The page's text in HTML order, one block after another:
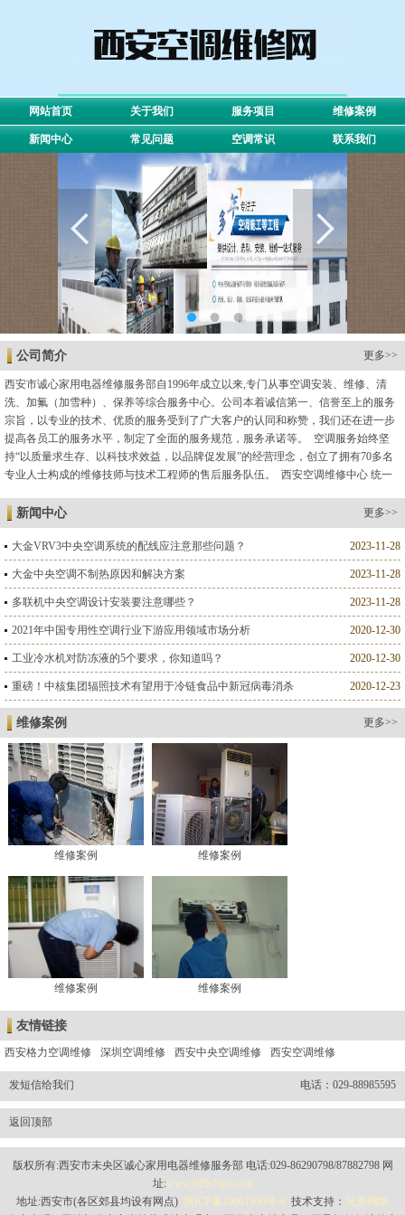
网站首页 关于我们 服务项目 维修案例
新闻中心 常见问题 空调常识 联系我们
公司简介 更多>>
西安市诚心家用电器维修服务部自1996年成立以来,专门从事空调安装、维修、清
洗、加氟（加雪种）、保养等综合服务中心。公司本着诚信第一、信誉至上的服务
宗旨，以专业的技术、优质的服务受到了广大客户的认同和称赞，我们还在进一步
提高各员工的服务水平，制定了全面的服务规范，服务承诺等。 空调服务始终坚
持“以质量求生存、以科技求效益，以品牌促发展”的经营理念，创立了拥有70多名
专业人士构成的维修技师与技术工程师的售后服务队伍。 西安空调维修中心 统一
新闻中心 更多>>
2023-11-28
大金VRV3中央空调系统的配线应注意那些问题？
2023-11-28
大金中央空调不制热原因和解决方案
2023-11-28
多联机中央空调设计安装要注意哪些？
2020-12-30
2021年中国专用性空调行业下游应用领域市场分析
2020-12-30
工业冷水机对防冻液的5个要求，你知道吗？
2020-12-23
重磅！中核集团辐照技术有望用于冷链食品中新冠病毒消杀
维修案例 更多>>
维修案例 维修案例
维修案例 维修案例
友情链接
西安格力空调维修 深圳空调维修 西安中央空调维修 西安空调维修
发短信给我们 电话：029-88985595
返回顶部
版权所有:西安市未央区诚心家用电器维修服务部 电话:029-86290798/87882798 网
址:www.029chigo.com
地址:西安市(各区郊县均设有网点) 陕ICP备19001990号-6 技术支持： 兄弟网络